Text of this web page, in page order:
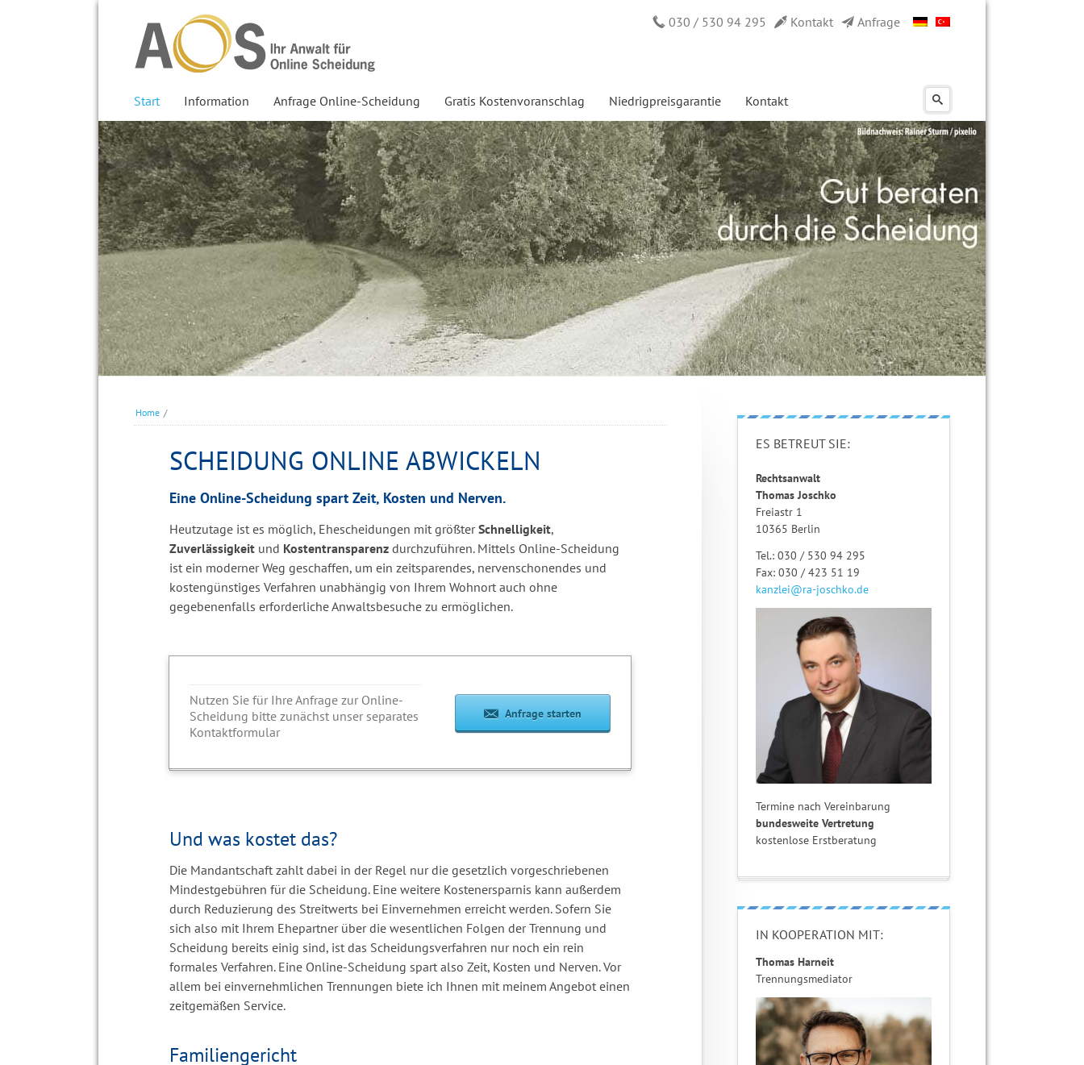
Start Information Anfrage Online-Scheidung Gratis Kostenvoranschlag Niedrigpreisgarantie Kontakt
030 / 530 94 295 Kontakt Anfrage
Home /
SCHEIDUNG ONLINE ABWICKELN
Eine Online-Scheidung spart Zeit, Kosten und Nerven.
Heutzutage ist es möglich, Ehescheidungen mit größterSchnelligkeit,
Zuverlässigkeit und Kostentransparenz durchzuführen. Mittels Online-Scheidung
ist ein moderner Weg geschaffen, um ein zeitsparendes, nervenschonendes und
kostengünstiges Verfahren unabhängig von Ihrem Wohnort auch ohne
gegebenenfalls erforderliche Anwaltsbesuche zu ermöglichen.
Nutzen Sie für Ihre Anfrage zur Online-
Scheidung bitte zunächst unser separates
Kontaktformular
Anfrage starten
Und was kostet das?
Die Mandantschaft zahlt dabei in der Regel nur die gesetzlich vorgeschriebenen
Mindestgebühren für die Scheidung. Eine weitere Kostenersparnis kann außerdem
durch Reduzierung des Streitwerts bei Einvernehmen erreicht werden. Sofern Sie
sich also mit Ihrem Ehepartner über die wesentlichen Folgen der Trennung und
Scheidung bereits einig sind, ist das Scheidungsverfahren nur noch ein rein
formales Verfahren. Eine Online-Scheidung spart also Zeit, Kosten und Nerven. Vor
allem bei einvernehmlichen Trennungen biete ich Ihnen mit meinem Angebot einen
zeitgemäßen Service.
Familiengericht
ES BETREUT SIE:
Rechtsanwalt
Thomas Joschko
Freiastr 1
10365 Berlin
Tel.: 030 / 530 94 295
Fax: 030 / 423 51 19
kanzlei@ra-joschko.de
Termine nach Vereinbarung
bundesweite Vertretung
kostenlose Erstberatung
IN KOOPERATION MIT:
Thomas Harneit
Trennungsmediator